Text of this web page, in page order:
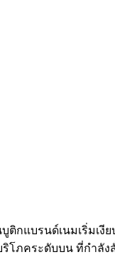
กแบรนด์เนมเริ่มเ
โภคระดับบน ที่กำ